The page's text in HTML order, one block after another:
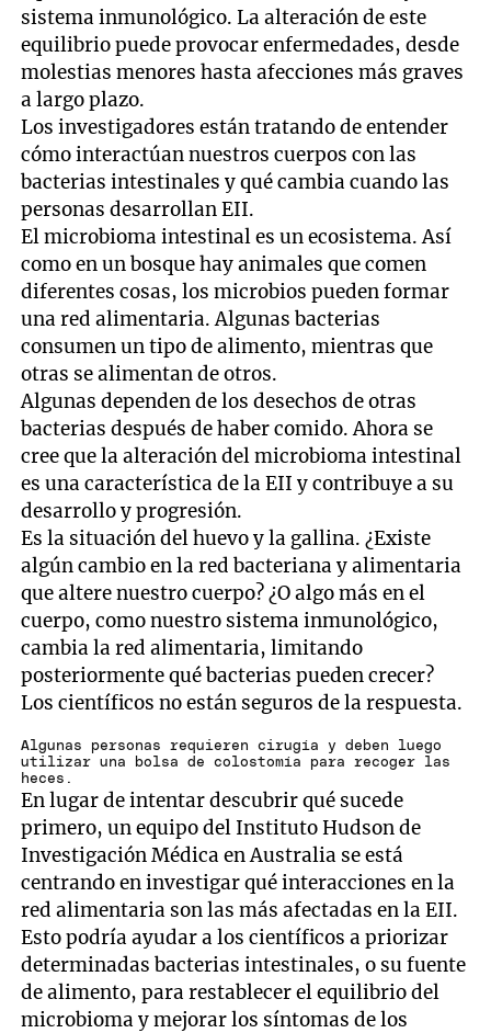
sistema inmunológico. La alteración de este
equilibrio puede provocar enfermedades, desde
molestias menores hasta afecciones más graves
a largo plazo.
Los investigadores están tratando de entender
cómo interactúan nuestros cuerpos con las
bacterias intestinales y qué cambia cuando las
personas desarrollan EII.
El microbioma intestinal es un ecosistema. Así
como en un bosque hay animales que comen
diferentes cosas, los microbios pueden formar
una red alimentaria. Algunas bacterias
consumen un tipo de alimento, mientras que
otras se alimentan de otros.
Algunas dependen de los desechos de otras
bacterias después de haber comido. Ahora se
cree que la alteración del microbioma intestinal
es una característica de la EII y contribuye a su
desarrollo y progresión.
Es la situación del huevo y la gallina. ¿Existe
algún cambio en la red bacteriana y alimentaria
que altere nuestro cuerpo? ¿O algo más en el
cuerpo, como nuestro sistema inmunológico,
cambia la red alimentaria, limitando
posteriormente qué bacterias pueden crecer?
Los científicos no están seguros de la respuesta.
Algunas personas requieren cirugía y deben luego
utilizar una bolsa de colostomía para recoger las
heces.
En lugar de intentar descubrir qué sucede
primero, un equipo del Instituto Hudson de
Investigación Médica en Australia se está
centrando en investigar qué interacciones en la
red alimentaria son las más afectadas en la EII.
Esto podría ayudar a los científicos a priorizar
determinadas bacterias intestinales, o su fuente
de alimento, para restablecer el equilibrio del
microbioma y mejorar los síntomas de los